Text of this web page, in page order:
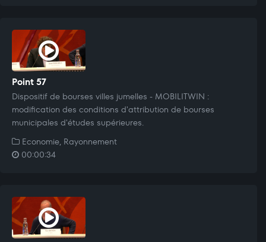
Point 57
Dispositif de bourses villes jumelles - MOBILITWIN :
modification des conditions d'attribution de bourses
municipales d'études supérieures.
Economie, Rayonnement
00:00:34